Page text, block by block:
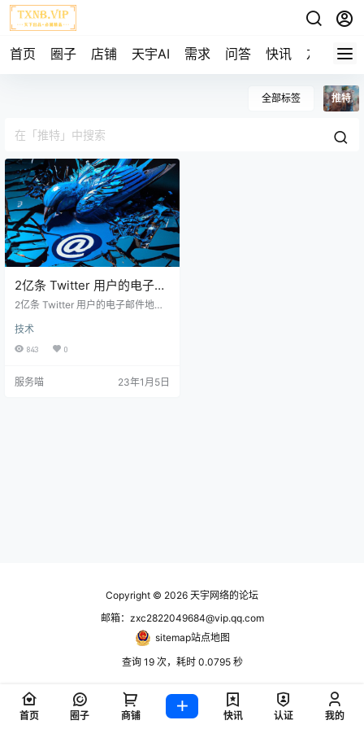
首页 圈子 店铺 天宇AI 需求 问答 快讯 友链
全部标签 推特
2亿条 Twitter 用户的电子邮
件地址被黑客泄露
2亿条 Twitter 用户的电子邮件地址
技术
843 0
服务喵 23年1月5日
Copyright © 2026 天宇网络的论坛
邮箱：zxc2822049684@vip.qq.com
sitemap站点地图
查询 19 次，耗时 0.0795 秒
首页 圈子 商铺 快讯 认证 我的